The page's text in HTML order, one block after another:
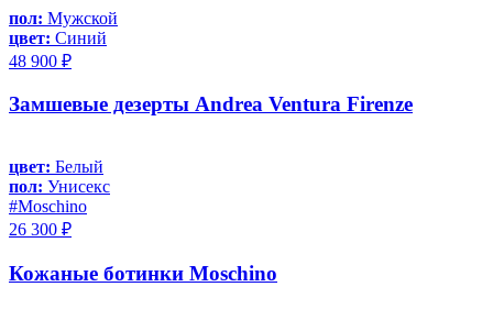
пол: Мужской
цвет: Синий
48 900 ₽
Замшевые дезерты Andrea Ventura Firenze
цвет: Белый
пол: Унисекс
#Moschino
26 300 ₽
Кожаные ботинки Moschino